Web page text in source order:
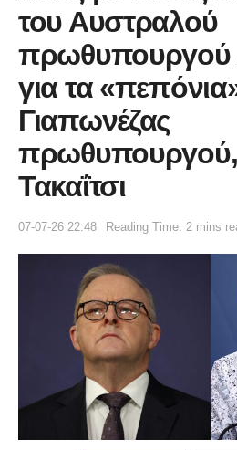
του Αυστραλού
πρωθυπουργού
για τα
Γιαπωνέζας
Τακαΐτσι
07-07-26 22:48 Reading Time: 2 mins